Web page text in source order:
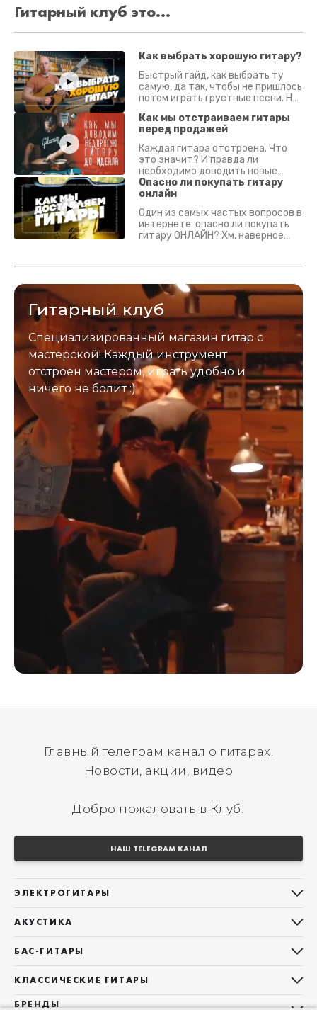
Гитарный клуб это...
Как выбрать хорошую гитару?
Быстрый гайд, как выбрать ту
самую, да так, чтобы не пришлось
потом играть грустные песни. На
Как мы отстраиваем гитары
перед продажей
Каждая гитара отстроена. Что
это значит? И правда ли
необходимо доводить новые
гитары? Если кратко - да.
Подробно - в видео :)
Опасно ли покупать гитару
онлайн
Один из самых частых вопросов в
интернете: опасно ли покупать
гитару ОНЛАЙН? Хм, наверное
застрахован. Случись что -
Гитарный клуб
Специализированный магазин гитар с
мастерской! Каждый инструмент
отстроен мастером, играть удобно и
ничего не болит :)
Главный телеграм канал о гитарах.
Новости, акции, видео
Добро пожаловать в Клуб!
НАШ TELEGRAM КАНАЛ
ЭЛЕКТРОГИТАРЫ
Telecaster
Les Paul
АКУСТИКА
Фолки (ОМ, 000, 00)
Гранд Аудиториум
БАС-ГИТАРЫ
КЛАССИЧЕСКИЕ ГИТАРЫ
Все классические гитары
БРЕНДЫ